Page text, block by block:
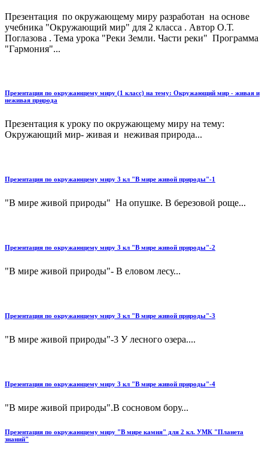
Презентация по окружающему миру разработан на основе
учебника "Окружающий мир" для 2 класса . Автор О.Т.
Поглазова . Тема урока "Реки Земли. Части реки" Программа
"Гармония"...
Презентация по окружающему миру (1 класс) на тему: Окружающий мир - живая и
неживая природа
Презентация к уроку по окружающему миру на тему:
Окружающий мир- живая и неживая природа...
Презентация по окружающему миру 3 кл "В мире живой природы"-1
"В мире живой природы" На опушке. В березовой роще...
Презентация по окружающему миру 3 кл "В мире живой природы"-2
"В мире живой природы"- В еловом лесу...
Презентация по окружающему миру 3 кл "В мире живой природы"-3
"В мире живой природы"-3 У лесного озера....
Презентация по окружающему миру 3 кл "В мире живой природы"-4
"В мире живой природы".В сосновом бору...
Презентация по окружающему миру "В мире камня" для 2 кл. УМК "Планета
знаний"